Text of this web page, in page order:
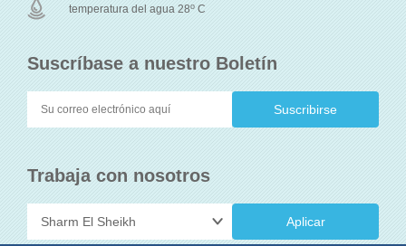
Suscríbase a nuestro Boletín
Trabaja con nosotros
Aplicar
temperatura del agua 28o C